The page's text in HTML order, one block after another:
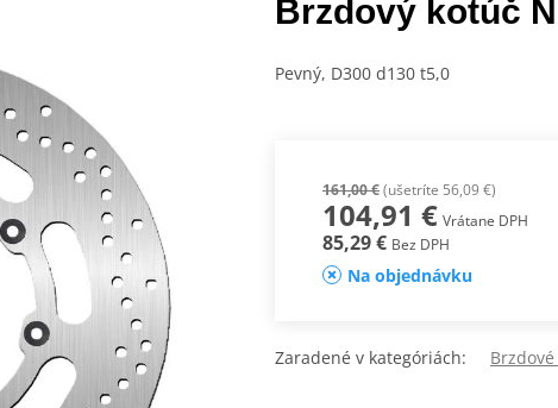
Brzdový kotúč
Pevný, D300 d130 t5,0
161,00 €(ušetríte 56,09 €)
104,91 € Vrátane DPH
85,29 € Bez DPH
Na objednávku
Zaradené v kategóriách: